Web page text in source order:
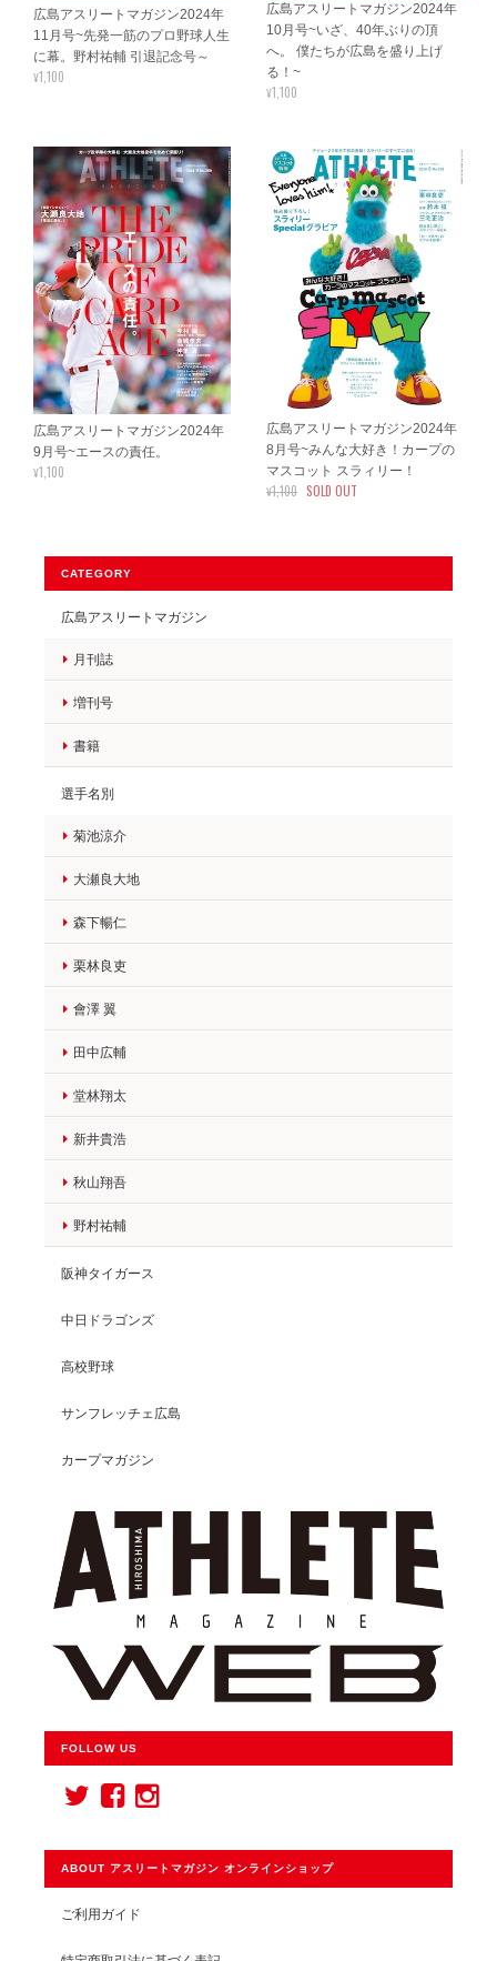
広島アスリートマガジン2024年
11月号~先発一筋のプロ野球人生
に幕。野村祐輔 引退記念号～
¥1,100
広島アスリートマガジン2024年
10月号~いざ、40年ぶりの頂
へ。 僕たちが広島を盛り上げ
る！~
¥1,100
広島アスリートマガジン2024年
9月号~エースの責任。
¥1,100
広島アスリートマガジン2024年
8月号~みんな大好き！カープの
マスコット スラィリー！
¥1,100 SOLD OUT
CATEGORY
広島アスリートマガジン
月刊誌
増刊号
書籍
選手名別
菊池涼介
大瀬良大地
森下暢仁
栗林良吏
會澤 翼
田中広輔
堂林翔太
新井貴浩
秋山翔吾
野村祐輔
阪神タイガース
中日ドラゴンズ
高校野球
サンフレッチェ広島
カープマガジン
FOLLOW US
ABOUT アスリートマガジン オンラインショップ
ご利用ガイド